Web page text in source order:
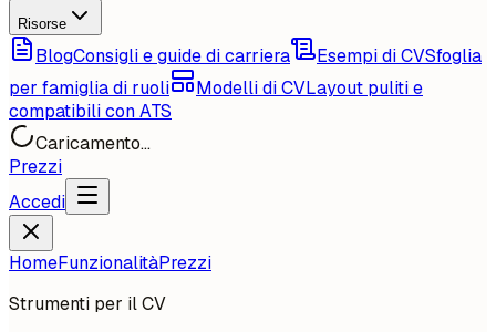
Risorse
BlogConsigli e guide di carriera Esempi di CVSfoglia
per famiglia di ruoli
Modelli di CVLayout puliti e
compatibili con ATS
Caricamento...
Prezzi
Accedi
HomeFunzionalitàPrezzi
Strumenti per il CV